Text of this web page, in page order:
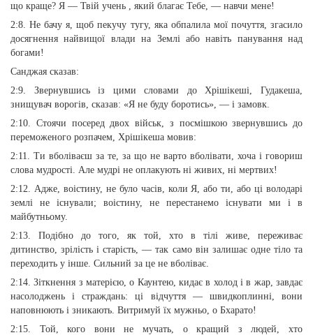
що краще? Я — Твій учень , який благає Тебе, — навчи мене!
2:8. Не бачу я, щоб пекучу тугу, яка обпалила мої почуття, згасило
досягнення найвищої влади на Землі або навіть панування над
богами!
Санджая сказав:
2:9. Звернувшись із цими словами до Хрішікеші, Гудакеша,
знищувач ворогів, сказав: «Я не буду боротись», — і замовк.
2:10. Стоячи посеред двох військ, з посмішкою звернувшись до
переможеного розпачем, Хрішікеша мовив:
2:11. Ти вболіваєш за те, за що не варто вболівати, хоча і говориш
слова мудрості. Але мудрі не оплакують ні живих, ні мертвих!
2:12. Адже, воістину, не було часів, коли Я, або ти, або ці володарі
землі не існували; воістину, не перестанемо існувати ми і в
майбутньому.
2:13. Подібно до того, як той, хто в тілі живе, переживає
дитинство, зрілість і старість, — так само він залишає одне тіло та
переходить у інше. Сильний за це не вболіває.
2:14. Зіткнення з матерією, о Каунтею, кидає в холод і в жар, завдає
насолоджень і страждань: ці відчуття — швидкоплинні, вони
наповнюють і зникають. Витримуй їх мужньо, о Бхарато!
2:15. Той, кого вони не мучать, о кращий з людей, хто